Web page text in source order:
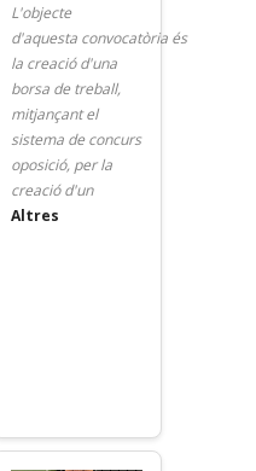
L'objecte
d'aquesta convocatòria és
la creació d'una
borsa de treball,
mitjançant el
sistema de concurs
oposició, per la
creació d'un
Altres